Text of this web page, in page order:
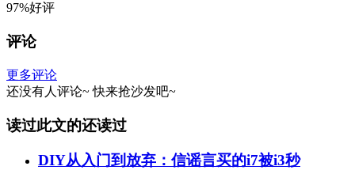
97%好评
评论
更多评论
还没有人评论~ 快来抢沙发吧~
读过此文的还读过
DIY从入门到放弃：信谣言买的i7被i3秒